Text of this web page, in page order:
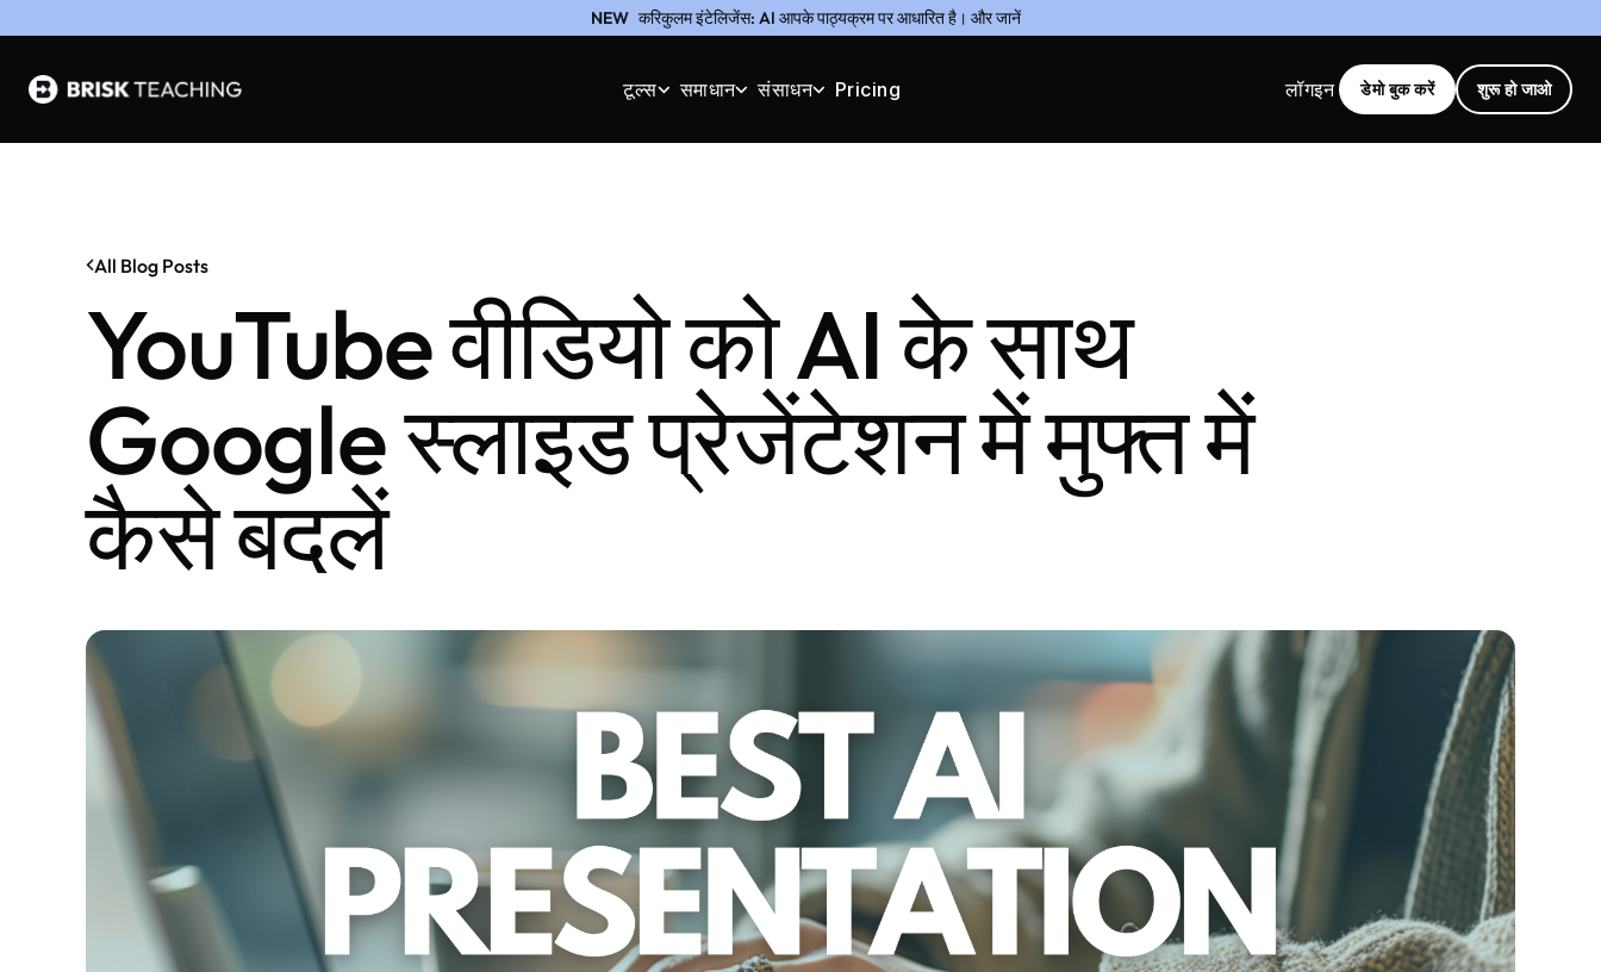
NEW करिकुलम इंटेलिजेंस: AI आपके पाठ्यक्रम पर आधारित है। और जानें
टूल्स समाधान संसाधन Pricing लॉगइन डेमो बुक करें शुरू हो जाओ
All Blog Posts
YouTube वीडियो को AI के साथ
Google स्लाइड प्रेजेंटेशन में मुफ्त में
कैसे बदलें